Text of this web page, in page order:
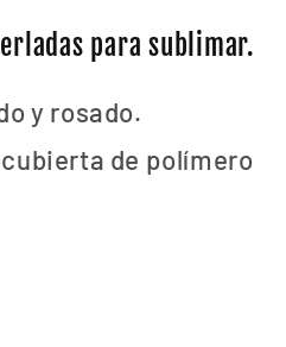
para sublimar.
y rosado.
de polímero